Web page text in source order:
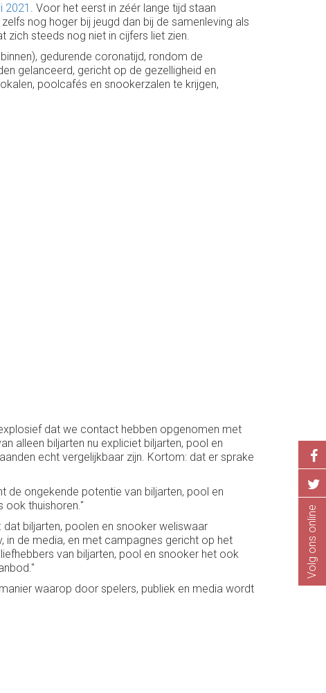
2021
. Voor het eerst in zéér lange tijd staan
nog hoger bij jeugd dan bij de samenleving als
steeds nog niet in cijfers liet zien.
gedurende coronatijd, rondom de
gelanceerd, gericht op de gezelligheid en
poolcafés en snookerzalen te krijgen,
dat we contact hebben opgenomen met
alleen biljarten nu expliciet biljarten, pool en
echt vergelijkbaar zijn. Kortom: dat er sprake
de ongekende potentie van biljarten, pool en
ook thuishoren."
biljarten, poolen en snooker weliswaar
in de media, en met campagnes gericht op het
van biljarten, pool en snooker het ook
waarop door spelers, publiek en media wordt
Volg ons online